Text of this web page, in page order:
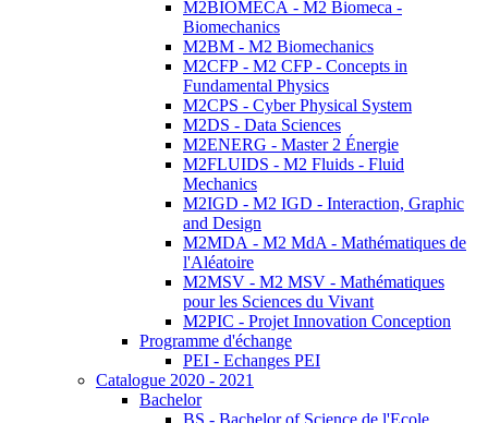
M2BIOMECA - M2 Biomeca -
Biomechanics
M2BM - M2 Biomechanics
M2CFP - M2 CFP - Concepts in
Fundamental Physics
M2CPS - Cyber Physical System
M2DS - Data Sciences
M2ENERG - Master 2 Énergie
M2FLUIDS - M2 Fluids - Fluid
Mechanics
M2IGD - M2 IGD - Interaction, Graphic
and Design
M2MDA - M2 MdA - Mathématiques de
l'Aléatoire
M2MSV - M2 MSV - Mathématiques
pour les Sciences du Vivant
M2PIC - Projet Innovation Conception
Programme d'échange
PEI - Echanges PEI
Catalogue 2020 - 2021
Bachelor
BS - Bachelor of Science de l'Ecole